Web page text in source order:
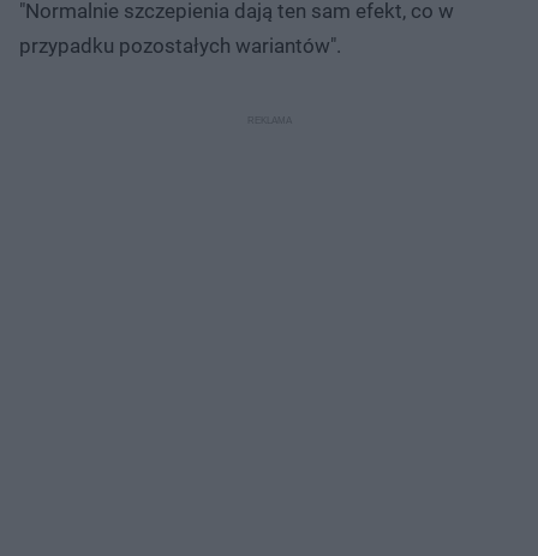
"Normalnie szczepienia dają ten sam efekt, co w
przypadku pozostałych wariantów".